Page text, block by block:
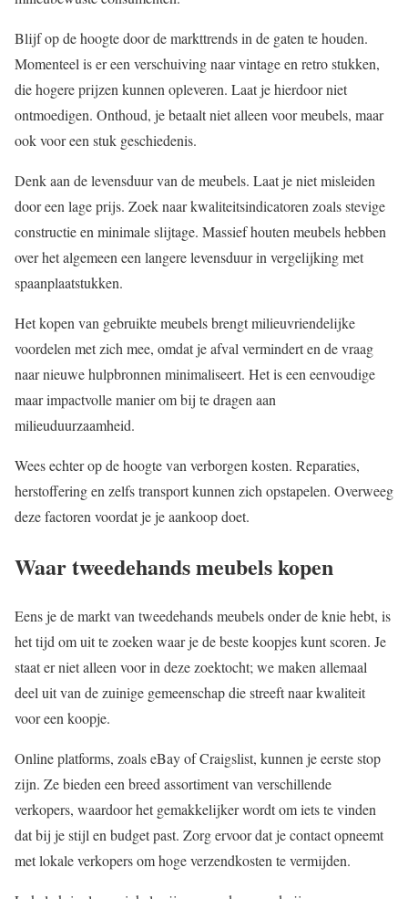
Blijf op de hoogte door de markttrends in de gaten te houden.
Momenteel is er een verschuiving naar vintage en retro stukken,
die hogere prijzen kunnen opleveren. Laat je hierdoor niet
ontmoedigen. Onthoud, je betaalt niet alleen voor meubels, maar
ook voor een stuk geschiedenis.
Denk aan de levensduur van de meubels. Laat je niet misleiden
door een lage prijs. Zoek naar kwaliteitsindicatoren zoals stevige
constructie en minimale slijtage. Massief houten meubels hebben
over het algemeen een langere levensduur in vergelijking met
spaanplaatstukken.
Het kopen van gebruikte meubels brengt milieuvriendelijke
voordelen met zich mee, omdat je afval vermindert en de vraag
naar nieuwe hulpbronnen minimaliseert. Het is een eenvoudige
maar impactvolle manier om bij te dragen aan
milieuduurzaamheid.
Wees echter op de hoogte van verborgen kosten. Reparaties,
herstoffering en zelfs transport kunnen zich opstapelen. Overweeg
deze factoren voordat je je aankoop doet.
Waar tweedehands meubels kopen
Eens je de markt van tweedehands meubels onder de knie hebt, is
het tijd om uit te zoeken waar je de beste koopjes kunt scoren. Je
staat er niet alleen voor in deze zoektocht; we maken allemaal
deel uit van de zuinige gemeenschap die streeft naar kwaliteit
voor een koopje.
Online platforms, zoals eBay of Craigslist, kunnen je eerste stop
zijn. Ze bieden een breed assortiment van verschillende
verkopers, waardoor het gemakkelijker wordt om iets te vinden
dat bij je stijl en budget past. Zorg ervoor dat je contact opneemt
met lokale verkopers om hoge verzendkosten te vermijden.